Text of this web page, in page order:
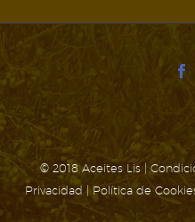
© 2018 Aceites Lis |
Privacidad |Política de